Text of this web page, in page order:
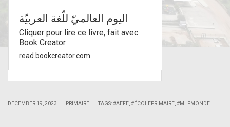
اليوم العالميّ للّغة العربيّة
Cliquer pour lire ce livre, fait avec
Book Creator
read.bookcreator.com
DECEMBER 19, 2023 PRIMAIRE TAGS:#AEFE #ÉCOLEPRIMAIRE #MLFMONDE